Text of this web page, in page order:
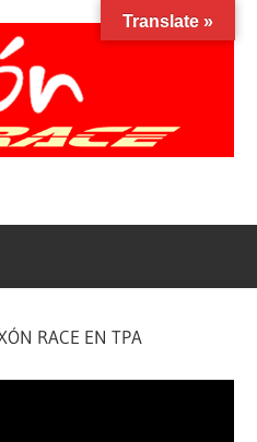
RACE EN TPA
Translate »